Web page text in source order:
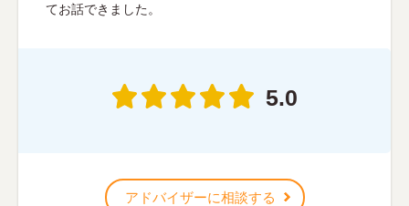
てお話できました。
5.0
アドバイザーに相談する